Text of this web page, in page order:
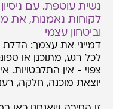
לקוחות נאמנות, את
וביטחון עצמי
דמייני את עצמך: הדלת
לכל רגע, מתוכנן או
צפוי - אין התלבטויות.
יוצאת מוכנה, חלקה,